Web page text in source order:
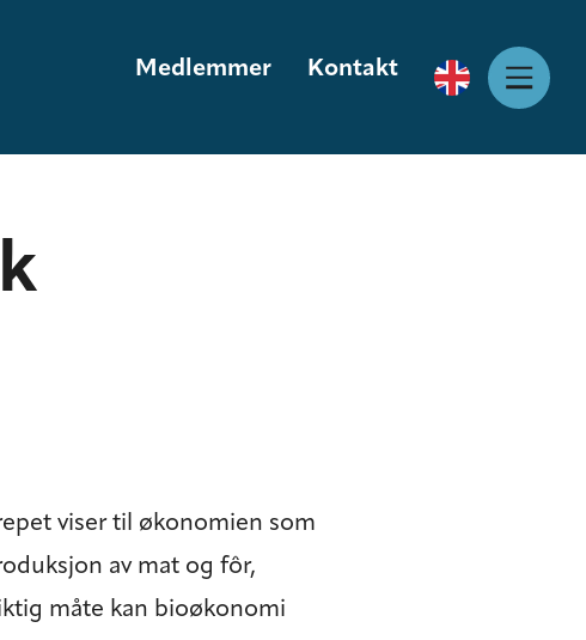
Medlemmer Kontakt
viser til økonomien som
av mat og fôr,
måte kan bioøkonomi